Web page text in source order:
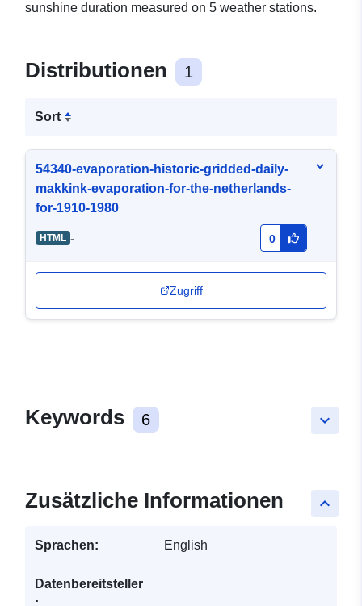
sunshine duration measured on 5 weather stations.
Distributionen 1
Sort
54340-evaporation-historic-gridded-daily-
makkink-evaporation-for-the-netherlands-
for-1910-1980
HTML - 0
Zugriff
keyboard_arrow_down
Keywords 6
keyboard_arrow_up
Zusätzliche Informationen
Sprachen: English
Datenbereitsteller